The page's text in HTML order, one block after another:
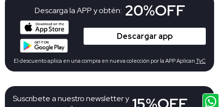
Suscribete a nuestro newsletter y
Descarga la APP y obtén: 20%OFF
Descargar app
El descuento aplica en una compra en nueva colección por la APP Aplican TyC